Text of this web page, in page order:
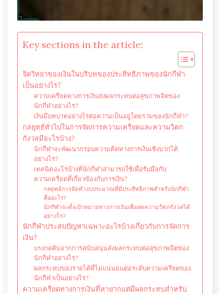
Key sections in the article:
จิตวิทยาของเงินในบริบทของประสิทธิภาพของนักกีฬา
เป็นอย่างไร?
ความเครียดทางการเงินส่งผลกระทบต่อสุขภาพจิตของ
นักกีฬาอย่างไร?
เงินมีบทบาทอย่างไรต่อความเป็นอยู่โดยรวมของนักกีฬา?
กลยุทธ์ทั่วไปในการจัดการความเครียดและความวิตก
กังวลมีอะไรบ้าง?
นักกีฬาจะพัฒนากรอบความคิดทางการเงินเชิงบวกได้
อย่างไร?
เทคนิคอะไรบ้างที่นักกีฬาสามารถใช้เพื่อรับมือกับ
ความเครียดที่เกี่ยวข้องกับการเงิน?
กลยุทธ์การจัดทำงบประมาณที่มีประสิทธิภาพสำหรับนักกีฬา
คืออะไร?
นักกีฬาจะตั้งเป้าหมายทางการเงินเพื่อลดความวิตกกังวลได้
อย่างไร?
นักกีฬาประสบปัญหาเฉพาะอะไรบ้างเกี่ยวกับการจัดการ
เงิน?
แรงกดดันจากการสนับสนุนส่งผลกระทบต่อสุขภาพจิตของ
นักกีฬาอย่างไร?
ผลกระทบของรายได้ที่ไม่แน่นอนต่อระดับความเครียดของ
นักกีฬาเป็นอย่างไร?
ความเครียดทางการเงินที่หายากแต่มีผลกระทบสำหรับ